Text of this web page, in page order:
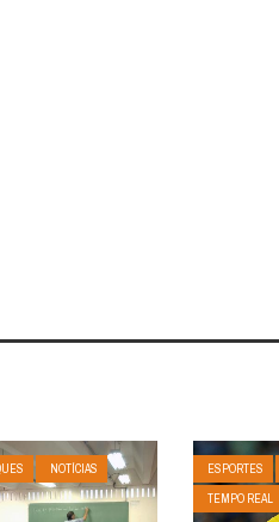
NOTÍCIAS
ESPORTES
TEMPO REAL